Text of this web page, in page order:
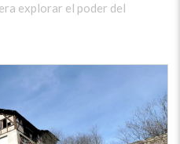
explorar el poder del